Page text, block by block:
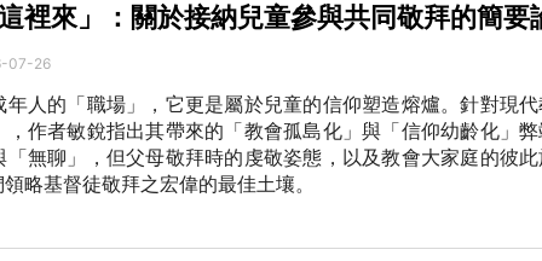
裡來」：關於接納兒童參與共同敬拜的簡要
07-26
人的「職場」，它更是屬於兒童的信仰塑造熔爐。針對現
作者敏銳指出其帶來的「教會孤島化」與「信仰幼齡化」
無聊」，但父母敬拜時的虔敬姿態，以及教會大家庭的彼
略基督徒敬拜之宏偉的最佳土壤。